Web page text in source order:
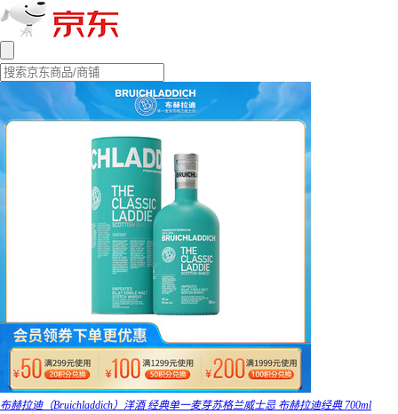
布赫拉迪（Bruichladdich）洋酒 经典单一麦芽苏格兰威士忌 布赫拉迪经典 700ml